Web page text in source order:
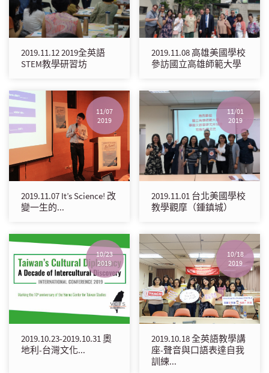
2019.11.12 2019全英語
STEM教學研習坊
2019.11.08 高雄美國學校
參訪國立高雄師範大學
11/07
2019
2019.11.07 It’s Science! 改
變一生的...
11/01
2019
2019.11.01 台北美國學校
教學觀摩（鍾鎮城）
10/23
2019
2019.10.23-2019.10.31 奧
地利-台灣文化...
10/18
2019
2019.10.18 全英語教學講
座-聲音與口語表達自我
訓練...